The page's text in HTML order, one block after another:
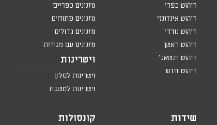
ריהוט כפרי
ריהוט אינדונזי
ריהוט נורדי
ריהוט ראטן
ריהוט וינטאג'
ריהוט חדש
מזנונים כפריים
מזנונים פתוחים
מזנונים גדולים
מזנונים עם מגירות
ויטרינות
ויטרינות לסלון
ויטרינות למטבח
שידות קונסולות